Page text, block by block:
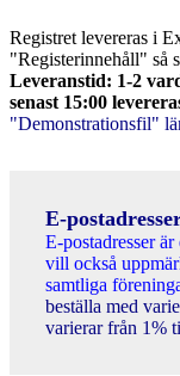
Registret levereras i
"Registerinnehåll" så
Leveranstid: 1-2
senast 15:00
"Demonstrationsfil"
E-
E-postadresser
vill också
samtliga
beställa med
varierar från 1%